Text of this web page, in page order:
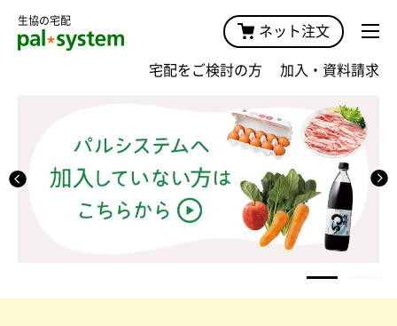
生協の宅配
ネット注文
宅配をご検討の方 加入・資料請求